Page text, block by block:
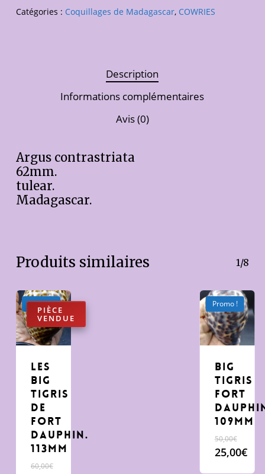
Catégories : Coquillages de Madagascar, COWRIES
Description
Informations complémentaires
Avis (0)
Argus contrastriata
62mm.
tulear.
Madagascar.
Produits similaires 1/8
Promo !
Les
big
tigris
de
Fort
Dauphin.
113mm
60,00€Le
Promo !
Big
tigris
Fort
109mm
50,00€Le
prix
25,00€